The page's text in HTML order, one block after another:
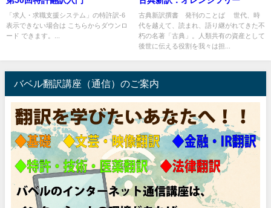
「求人・求職支援システム」の特許訳-6
表示できない場合は こちらからダウンロ
ード できます。...
古典新訳撰書 発刊のことば 世代、時
代を越えて、読まれ、語り継がれてきた不
朽の名著「古典」。人類共有の資産として
後世に伝える役割を我々は担...
バベル翻訳講座（通信）のご案内